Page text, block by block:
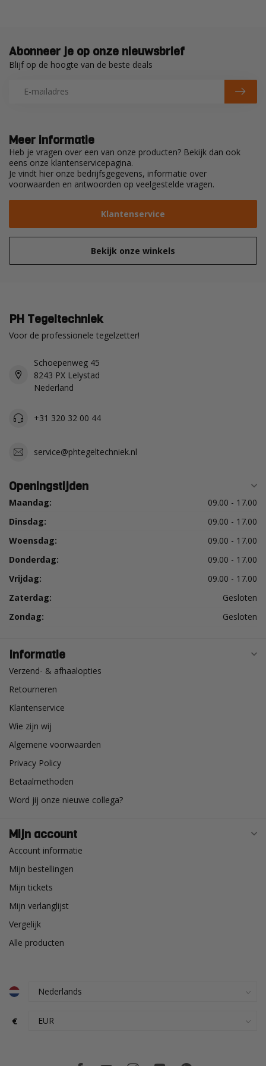
Meer informatie
Heb je vragen over een van onze producten? Bekijk dan ook
eens onze klantenservicepagina.
Je vindt hier onze bedrijfsgegevens, informatie over
voorwaarden en antwoorden op veelgestelde vragen.
Klantenservice
Bekijk onze winkels
Abonneer je op onze nieuwsbrief
Blijf op de hoogte van de beste deals
PH Tegeltechniek
Voor de professionele tegelzetter!
Schoepenweg 45
8243 PX Lelystad
Nederland
+31 320 32 00 44
service@phtegeltechniek.nl
Openingstijden
Maandag:
09.00 - 17.00
Dinsdag:
09.00 - 17.00
Woensdag:
09.00 - 17.00
Donderdag:
09.00 - 17.00
Vrijdag:
09.00 - 17.00
Zaterdag:
Gesloten
Zondag:
Gesloten
Informatie
Verzend- & afhaalopties
Retourneren
Klantenservice
Wie zijn wij
Algemene voorwaarden
Privacy Policy
Betaalmethoden
Word jij onze nieuwe collega?
Mijn account
Account informatie
Mijn bestellingen
Mijn tickets
Mijn verlanglijst
Vergelijk
Alle producten
€